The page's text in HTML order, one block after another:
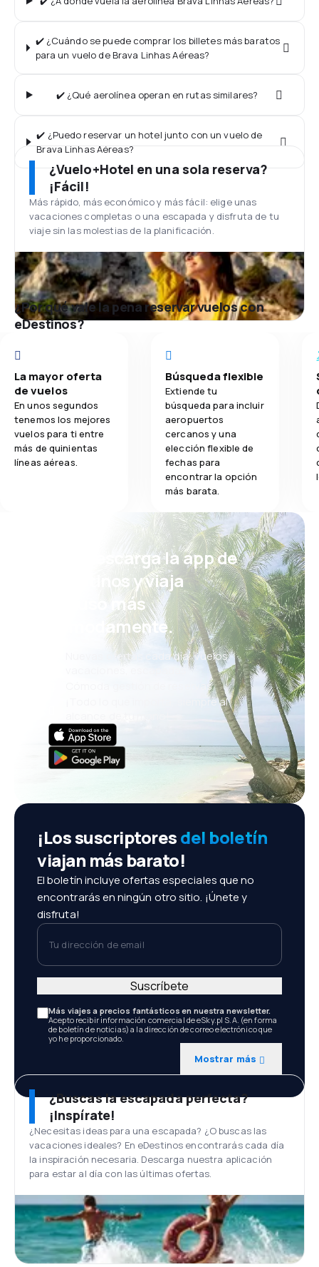
✔️ ¿Cuándo se puede comprar los billetes más baratos
para un vuelo de Brava Linhas Aéreas?
✔️ ¿Qué aerolínea operan en rutas similares?
✔️ ¿Puedo reservar un hotel junto con un vuelo de
Brava Linhas Aéreas?
¿Vuelo+Hotel en una sola reserva?
¡Fácil!
Más rápido, más económico y más fácil: elige unas
vacaciones completas o una escapada y disfruta de tu
viaje sin las molestias de la planificación.
¿Por qué vale la pena reservar vuelos con
eDestinos?
La mayor oferta
de vuelos
En unos segundos
tenemos los mejores
vuelos para ti entre
más de quinientas
líneas aéreas.
Búsqueda flexible
Extiende tu
búsqueda para incluir
aeropuertos
cercanos y una
elección flexible de
fechas para
encontrar la opción
más barata.
¡Eh! Descarga la app de
eDestinos y viaja
incluso más
cómodamente.
Nuevas ofertas cada día: vuelos,
vacaciones, escapadas
Cómoda gestión de reservas
¡Todo lo que importa, siempre al
¡Los suscriptoresdel boletín
viajan más barato!
El boletín incluye ofertas especiales que no
encontrarás en ningún otro sitio. ¡Únete y
disfruta!
Tu dirección de email
Más viajes a precios fantásticos en nuestra newsletter.
Acepto recibir información comercial de eSky.pl S.A. (en forma
de boletín de noticias) a la dirección de correo electrónico que
yo he proporcionado.
Mostrar más
Suscríbete
¿Buscas la escapada perfecta?
¡Inspírate!
¿Necesitas ideas para una escapada? ¿O buscas las
vacaciones ideales? En eDestinos encontrarás cada día
la inspiración necesaria. Descarga nuestra aplicación
para estar al día con las últimas ofertas.